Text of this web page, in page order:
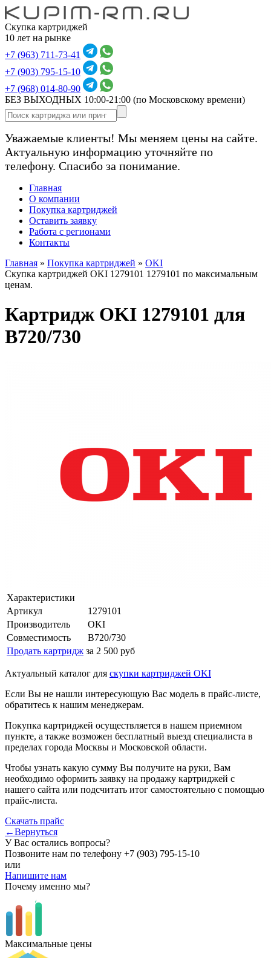
Скупка картриджей
10 лет на рынке
+7 (963) 711-73-41
+7 (903) 795-15-10
+7 (968) 014-80-90
БЕЗ ВЫХОДНЫХ 10:00-21:00 (по Московскому времени)
Уважаемые клиенты! Мы меняем цены на сайте.
Актуальную информацию уточняйте по
телефону. Спасибо за понимание.
Главная
О компании
Покупка картриджей
Оставить заявку
Работа с регионами
Контакты
Главная » Покупка картриджей » OKI
Скупка картриджей OKI 1279101 1279101 по максимальным
ценам.
Картридж OKI 1279101 для
B720/730
Характеристики
Артикул
1279101
Производитель
OKI
Совместимость
B720/730
Продать картридж за 2 500 руб
Актуальный каталог для скупки картриджей OKI
Если Вы не нашли интересующую Вас модель в прайс-листе,
обратитесь к нашим менеджерам.
Покупка картриджей осуществляется в нашем приемном
пункте, а также возможен бесплатный выезд специалиста в
пределах города Москвы и Московской области.
Чтобы узнать какую сумму Вы получите на руки, Вам
необходимо оформить заявку на продажу картриджей с
нашего сайта или подсчитать итог самостоятельно с помощью
прайс-листа.
Скачать прайс
←Вернуться
У Вас остались вопросы?
Позвоните нам по телефону +7 (903) 795-15-10
или
Напишите нам
Почему именно мы?
Максимальные цены